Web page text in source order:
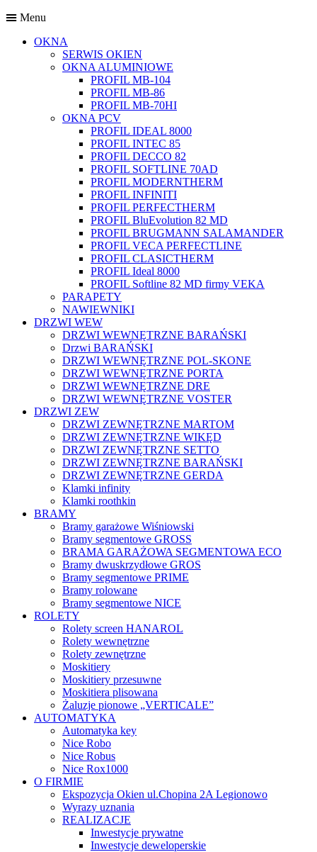
Menu
OKNA
SERWIS OKIEN
OKNA ALUMINIOWE
PROFIL MB-104
PROFIL MB-86
PROFIL MB-70HI
OKNA PCV
PROFIL IDEAL 8000
PROFIL INTEC 85
PROFIL DECCO 82
PROFIL SOFTLINE 70AD
PROFIL MODERNTHERM
PROFIL INFINITI
PROFIL PERFECTHERM
PROFIL BluEvolution 82 MD
PROFIL BRUGMANN SALAMANDER
PROFIL VECA PERFECTLINE
PROFIL CLASICTHERM
PROFIL Ideal 8000
PROFIL Softline 82 MD firmy VEKA
PARAPETY
NAWIEWNIKI
DRZWI WEW
DRZWI WEWNĘTRZNE BARAŃSKI
Drzwi BARAŃSKI
DRZWI WEWNĘTRZNE POL-SKONE
DRZWI WEWNĘTRZNE PORTA
DRZWI WEWNĘTRZNE DRE
DRZWI WEWNĘTRZNE VOSTER
DRZWI ZEW
DRZWI ZEWNĘTRZNE MARTOM
DRZWI ZEWNĘTRZNE WIKĘD
DRZWI ZEWNĘTRZNE SETTO
DRZWI ZEWNĘTRZNE BARAŃSKI
DRZWI ZEWNĘTRZNE GERDA
Klamki infinity
Klamki roothkin
BRAMY
Bramy garażowe Wiśniowski
Bramy segmentowe GROSS
BRAMA GARAŻOWA SEGMENTOWA ECO
Bramy dwuskrzydłowe GROS
Bramy segmentowe PRIME
Bramy rolowane
Bramy segmentowe NICE
ROLETY
Rolety screen HANAROL
Rolety wewnętrzne
Rolety zewnętrzne
Moskitiery
Moskitiery przesuwne
Moskitiera plisowana
Żaluzje pionowe „VERTICALE”
AUTOMATYKA
Automatyka key
Nice Robo
Nice Robus
Nice Rox1000
O FIRMIE
Ekspozycja Okien ul.Chopina 2A Legionowo
Wyrazy uznania
REALIZACJE
Inwestycje prywatne
Inwestycje deweloperskie